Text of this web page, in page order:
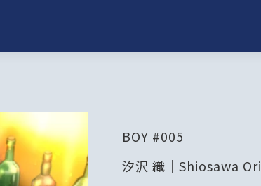
BOY #005
汐沢 織｜Shiosawa Ori